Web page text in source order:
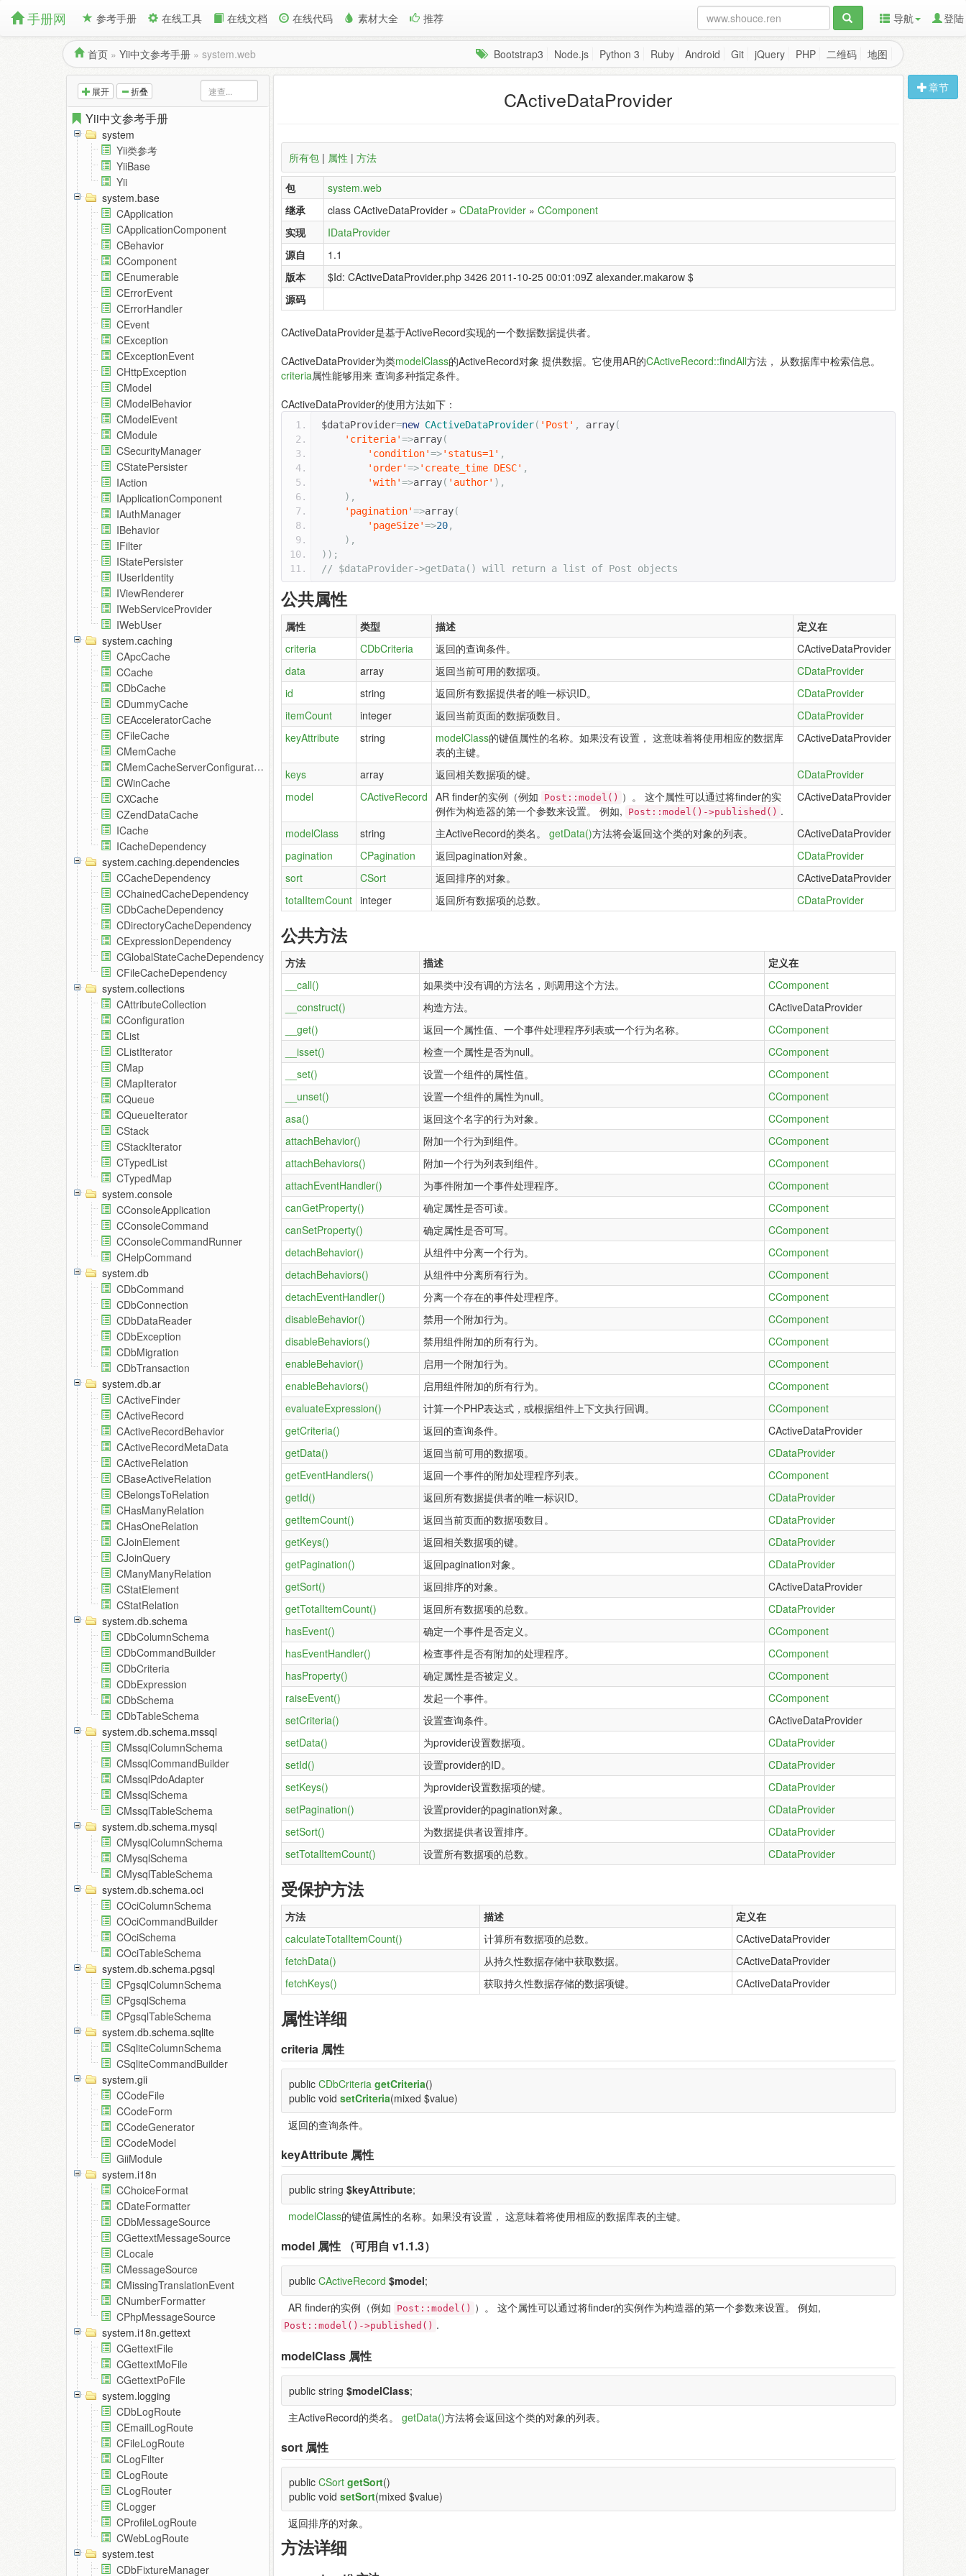
手册网 参考手册 在线工具 在线文档 在线代码 素材大全 推荐 导航 登陆
首页 » Yii中文参考手册 » system.web Bootstrap3 Node.js Python 3 Ruby Android Git jQuery PHP 二维码 地图
展开 折叠
Yii中文参考手册
system
Yii类参考
YiiBase
Yii
system.base
CApplication
CApplicationComponent
CBehavior
CComponent
CEnumerable
CErrorEvent
CErrorHandler
CEvent
CException
CExceptionEvent
CHttpException
CModel
CModelBehavior
CModelEvent
CModule
CSecurityManager
CStatePersister
IAction
IApplicationComponent
IAuthManager
IBehavior
IFilter
IStatePersister
IUserIdentity
IViewRenderer
IWebServiceProvider
IWebUser
system.caching
CApcCache
CCache
CDbCache
CDummyCache
CEAcceleratorCache
CFileCache
CMemCache
CMemCacheServerConfiguration
CWinCache
CXCache
CZendDataCache
ICache
ICacheDependency
system.caching.dependencies
CCacheDependency
CChainedCacheDependency
CDbCacheDependency
CDirectoryCacheDependency
CExpressionDependency
CGlobalStateCacheDependency
CFileCacheDependency
system.collections
CAttributeCollection
CConfiguration
CList
CListIterator
CMap
CMapIterator
CQueue
CQueueIterator
CStack
CStackIterator
CTypedList
CTypedMap
system.console
CConsoleApplication
CConsoleCommand
CConsoleCommandRunner
CHelpCommand
system.db
CDbCommand
CDbConnection
CDbDataReader
CDbException
CDbMigration
CDbTransaction
system.db.ar
CActiveFinder
CActiveRecord
CActiveRecordBehavior
CActiveRecordMetaData
CActiveRelation
CBaseActiveRelation
CBelongsToRelation
CHasManyRelation
CHasOneRelation
CJoinElement
CJoinQuery
CManyManyRelation
CStatElement
CStatRelation
system.db.schema
CDbColumnSchema
CDbCommandBuilder
CDbCriteria
CDbExpression
CDbSchema
CDbTableSchema
system.db.schema.mssql
CMssqlColumnSchema
CMssqlCommandBuilder
CMssqlPdoAdapter
CMssqlSchema
CMssqlTableSchema
system.db.schema.mysql
CMysqlColumnSchema
CMysqlSchema
CMysqlTableSchema
system.db.schema.oci
COciColumnSchema
COciCommandBuilder
COciSchema
COciTableSchema
system.db.schema.pgsql
CPgsqlColumnSchema
CPgsqlSchema
CPgsqlTableSchema
system.db.schema.sqlite
CSqliteColumnSchema
CSqliteCommandBuilder
system.gii
CCodeFile
CCodeForm
CCodeGenerator
CCodeModel
GiiModule
system.i18n
CChoiceFormat
CDateFormatter
CDbMessageSource
CGettextMessageSource
CLocale
CMessageSource
CMissingTranslationEvent
CNumberFormatter
CPhpMessageSource
system.i18n.gettext
CGettextFile
CGettextMoFile
CGettextPoFile
system.logging
CDbLogRoute
CEmailLogRoute
CFileLogRoute
CLogFilter
CLogRoute
CLogRouter
CLogger
CProfileLogRoute
CWebLogRoute
system.test
CDbFixtureManager
CActiveDataProvider
所有包| 属性 | 方法
包
system.web
继承
class CActiveDataProvider » CDataProvider» CComponent
实现
IDataProvider
源自
1.1
版本
$Id: CActiveDataProvider.php 3426 2011-10-25 00:01:09Z alexander.makarow $
源码
CActiveDataProvider是基于ActiveRecord实现的一个数据数据提供者。
CActiveDataProvider为类modelClass的ActiveRecord对象 提供数据。它使用AR的CActiveRecord::findAll方法， 从数据库中检索信息。
criteria属性能够用来 查询多种指定条件。
CActiveDataProvider的使用方法如下：
$dataProvider=new CActiveDataProvider( 'Post' , array(
'criteria'=>array(
'condition'=>'status=1' ,
'order'=>'create_time DESC' ,
'with'=>array( 'author' ),
),
'pagination'=>array(
'pageSize'=>20,
),
));
// $dataProvider->getData() will return a list of Post objects
公共属性
属性 类型 描述
定义在
criteria
CDbCriteria 返回的查询条件。
CActiveDataProvider
data
array 返回当前可用的数据项。
CDataProvider
id
string 返回所有数据提供者的唯一标识ID。
CDataProvider
itemCount
integer 返回当前页面的数据项数目。
CDataProvider
keyAttribute
string modelClass的键值属性的名称。如果没有设置， 这意味着将使用相应的数据库
表的主键。
CActiveDataProvider
keys array 返回相关数据项的键。
CDataProvider
model
CActiveRecord AR finder的实例（例如 Post::model() ）。 这个属性可以通过将finder的实
例作为构造器的第一个参数来设置。 例如,
Post::model()->published() .
CActiveDataProvider
modelClass string 主ActiveRecord的类名。 getData()方法将会返回这个类的对象的列表。
CActiveDataProvider
pagination
CPagination 返回pagination对象。
CDataProvider
sort
CSort 返回排序的对象。
CActiveDataProvider
totalItemCount integer 返回所有数据项的总数。 CDataProvider
公共方法
方法 描述
定义在
__call()
如果类中没有调的方法名，则调用这个方法。
CComponent
__construct()
构造方法。
CActiveDataProvider
__get()
返回一个属性值、一个事件处理程序列表或一个行为名称。
CComponent
__isset()
检查一个属性是否为null。
CComponent
__set()
设置一个组件的属性值。
CComponent
__unset()
设置一个组件的属性为null。
CComponent
asa()
返回这个名字的行为对象。
CComponent
attachBehavior()
附加一个行为到组件。
CComponent
attachBehaviors()
附加一个行为列表到组件。
CComponent
attachEventHandler()
为事件附加一个事件处理程序。
CComponent
canGetProperty()
确定属性是否可读。
CComponent
canSetProperty()
确定属性是否可写。
CComponent
detachBehavior()
从组件中分离一个行为。
CComponent
detachBehaviors()
从组件中分离所有行为。
CComponent
detachEventHandler()
分离一个存在的事件处理程序。
CComponent
disableBehavior()
禁用一个附加行为。
CComponent
disableBehaviors()
禁用组件附加的所有行为。
CComponent
enableBehavior()
启用一个附加行为。
CComponent
enableBehaviors()
启用组件附加的所有行为。
CComponent
evaluateExpression()
计算一个PHP表达式，或根据组件上下文执行回调。
CComponent
getCriteria()
返回的查询条件。
CActiveDataProvider
getData()
返回当前可用的数据项。
CDataProvider
getEventHandlers()
返回一个事件的附加处理程序列表。
CComponent
getId()
返回所有数据提供者的唯一标识ID。
CDataProvider
getItemCount()
返回当前页面的数据项数目。
CDataProvider
getKeys()
返回相关数据项的键。
CDataProvider
getPagination()
返回pagination对象。
CDataProvider
getSort()
返回排序的对象。
CActiveDataProvider
getTotalItemCount()
返回所有数据项的总数。
CDataProvider
hasEvent()
确定一个事件是否定义。
CComponent
hasEventHandler()
检查事件是否有附加的处理程序。
CComponent
hasProperty()
确定属性是否被定义。
CComponent
raiseEvent()
发起一个事件。
CComponent
setCriteria()
设置查询条件。
CActiveDataProvider
setData()
为provider设置数据项。
CDataProvider
setId()
设置provider的ID。
CDataProvider
setKeys()
为provider设置数据项的键。
CDataProvider
setPagination()
设置provider的pagination对象。
CDataProvider
setSort()
为数据提供者设置排序。
CDataProvider
setTotalItemCount()
设置所有数据项的总数。 CDataProvider
受保护方法
方法 描述
定义在
calculateTotalItemCount()
计算所有数据项的总数。
CActiveDataProvider
fetchData()
从持久性数据存储中获取数据。
CActiveDataProvider
fetchKeys()
获取持久性数据存储的数据项键。 CActiveDataProvider
属性详细
criteria属性
public CDbCriteria getCriteria()
public void setCriteria(mixed $value)
返回的查询条件。
keyAttribute属性
public string $keyAttribute;
modelClass的键值属性的名称。如果没有设置， 这意味着将使用相应的数据库表的主键。
model属性 （可用自 v1.1.3）
public CActiveRecord $model;
AR finder的实例（例如
Post::model() ）。 这个属性可以通过将finder的实例作为构造器的第一个参数来设置。 例如,
Post::model()->published() .
modelClass属性
public string $modelClass;
主ActiveRecord的类名。 getData()方法将会返回这个类的对象的列表。
sort属性
public CSort getSort()
public void setSort(mixed $value)
返回排序的对象。
方法详细
章节